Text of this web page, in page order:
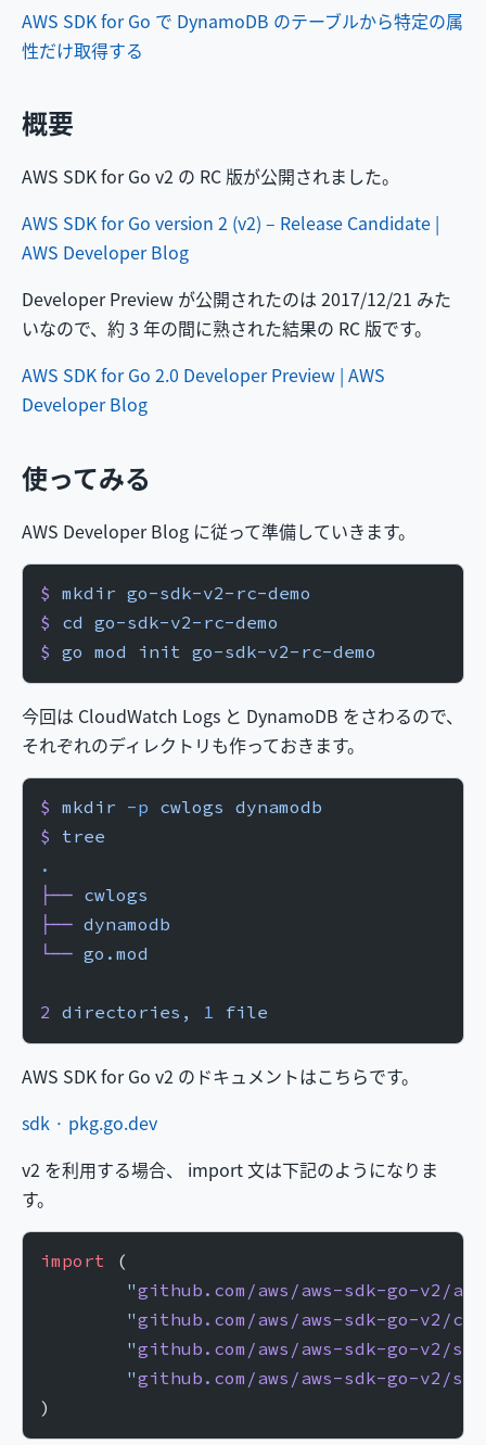
AWS SDK for Go で DynamoDB のテーブルから特定の属
性だけ取得する
概要
AWS SDK for Go v2 の RC 版が公開されました。
AWS SDK for Go version 2 (v2) – Release Candidate |
AWS Developer Blog
Developer Preview が公開されたのは 2017/12/21 みた
いなので、約 3 年の間に熟された結果の RC 版です。
AWS SDK for Go 2.0 Developer Preview | AWS
Developer Blog
使ってみる
AWS Developer Blog に従って準備していきます。
$ mkdir go-sdk-v2-rc-demo
$ cd go-sdk-v2-rc-demo
$ go mod init go-sdk-v2-rc-demo
今回は CloudWatch Logs と DynamoDB をさわるので、
それぞれのディレクトリも作っておきます。
$ mkdir -p cwlogs dynamodb
$ tree
.
├── cwlogs
├── dynamodb
└── go.mod
2 directories, 1 file
AWS SDK for Go v2 のドキュメントはこちらです。
sdk · pkg.go.dev
v2 を利用する場合、 import 文は下記のようになりま
す。
import (
	"
github.com/aws/aws-sdk-go-v2/aws
	"
github.com/aws/aws-sdk-go-v2/
	"
github.com/aws/aws-sdk-go-v2/
	"
github.com/aws/aws-sdk-go-v2/
)